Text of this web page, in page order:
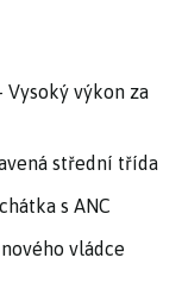
Vysoký výkon za
střední třída
s ANC
vládce